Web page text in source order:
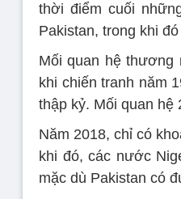
thời điểm cuối
Pakistan, trong khi
Mối quan hệ thương
khi chiến tranh năm
thập kỷ. Mối quan
Năm 2018, chỉ có
khi đó, các nước
mặc dù Pakistan có